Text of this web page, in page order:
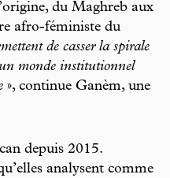
du Maghreb aux
afro-féministe du
de casser la spirale
monde institutionnel
», continue Ganèm, une
depuis 2015.
analysent comme